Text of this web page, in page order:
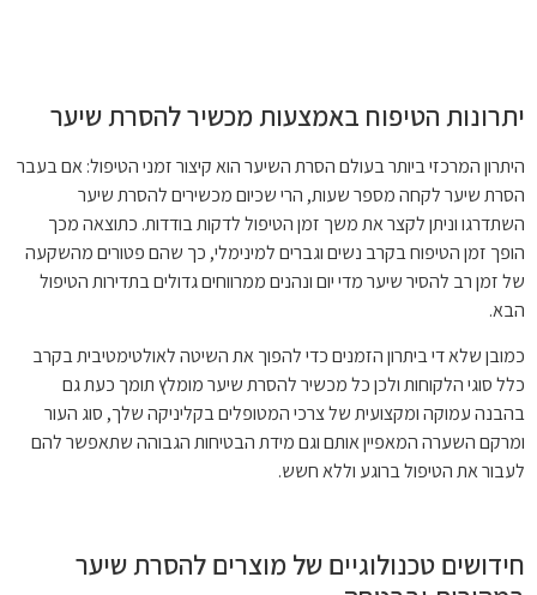
יתרונות הטיפוח באמצעות מכשיר להסרת שיער
היתרון המרכזי ביותר בעולם הסרת השיער הוא קיצור זמני הטיפול: אם בעבר
הסרת שיער לקחה מספר שעות, הרי שכיום מכשירים להסרת שיער
השתדרגו וניתן לקצר את משך זמן הטיפול לדקות בודדות. כתוצאה מכך
הופך זמן הטיפוח בקרב נשים וגברים למינימלי, כך שהם פטורים מהשקעה
של זמן רב להסיר שיער מדי יום ונהנים ממרווחים גדולים בתדירות הטיפול
הבא.
כמובן שלא די ביתרון הזמנים כדי להפוך את השיטה לאולטימטיבית בקרב
כלל סוגי הלקוחות ולכן כל מכשיר להסרת שיער מומלץ תומך כעת גם
בהבנה עמוקה ומקצועית של צרכי המטופלים בקליניקה שלך, סוג העור
ומרקם השערה המאפיין אותם וגם מידת הבטיחות הגבוהה שתאפשר להם
לעבור את הטיפול ברוגע וללא חשש.
חידושים טכנולוגיים של מוצרים להסרת שיער